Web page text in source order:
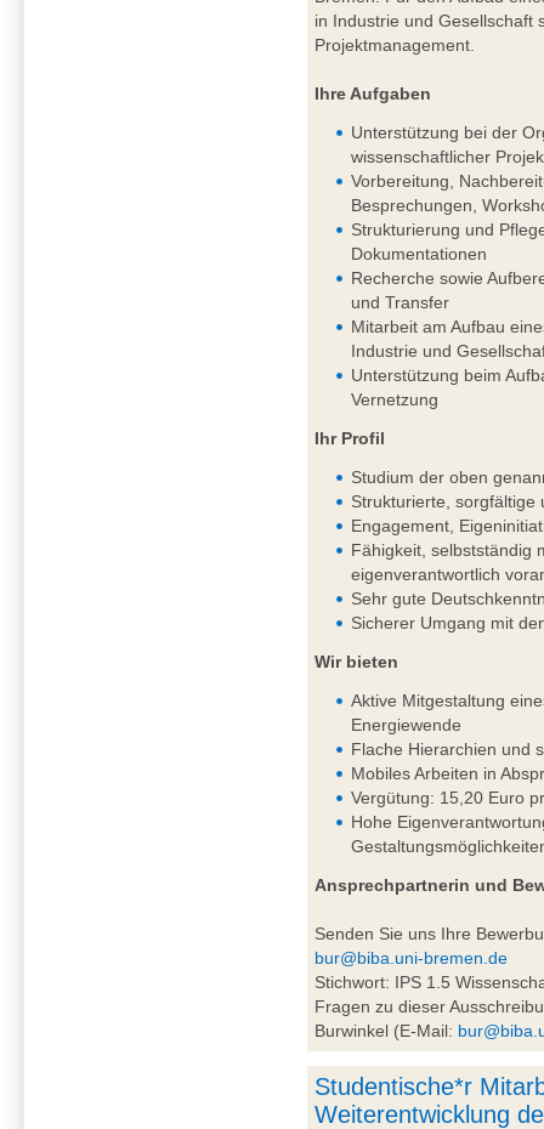
in Industrie und Gesellschaft
Projektmanagement.
Ihre Aufgaben
Unterstützung bei der
wissenschaftlicher
Vorbereitung,
Besprechungen,
Strukturierung und
Dokumentationen
Recherche sowie
und Transfer
Mitarbeit am Aufbau
Industrie und
Unterstützung beim
Vernetzung
Ihr Profil
Studium der oben
Strukturierte, sorgfältige
Engagement,
Fähigkeit, selbstständig
eigenverantwortlich
Sehr gute
Sicherer Umgang mit
Wir bieten
Aktive Mitgestaltung
Energiewende
Flache Hierarchien und
Mobiles Arbeiten in
Vergütung: 15,20 Euro
Hohe
Ansprechpartnerin und
Senden Sie uns Ihre
bur@biba.uni-bremen.de
Stichwort: IPS 1.5
Fragen zu dieser
Burwinkel (E-Mail:
Studentische*r
Weiterentwicklung